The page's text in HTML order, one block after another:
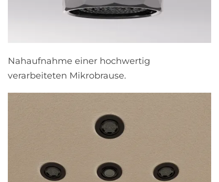
Nahaufnahme einer hochwertig
verarbeiteten Mikrobrause.